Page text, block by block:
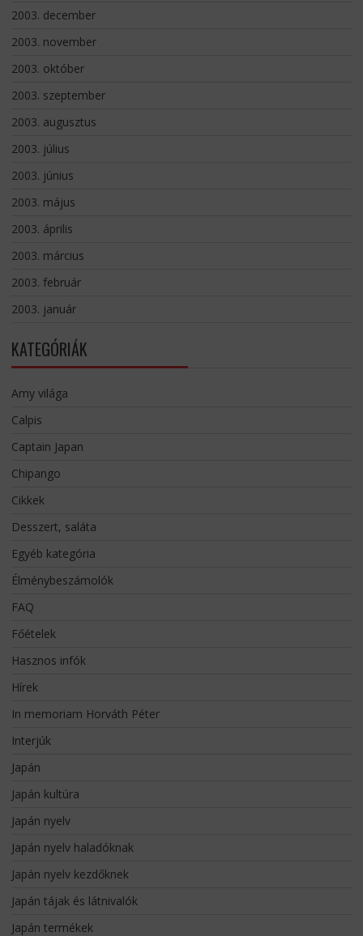
2003. december
2003. november
2003. október
2003. szeptember
2003. augusztus
2003. július
2003. június
2003. május
2003. április
2003. március
2003. február
2003. január
KATEGÓRIÁK
Amy világa
Calpis
Captain Japan
Chipango
Cikkek
Desszert, saláta
Egyéb kategória
Élménybeszámolók
FAQ
Főételek
Hasznos infók
Hírek
In memoriam Horváth Péter
Interjúk
Japán
Japán kultúra
Japán nyelv
Japán nyelv haladóknak
Japán nyelv kezdőknek
Japán tájak és látnivalók
Japán termékek